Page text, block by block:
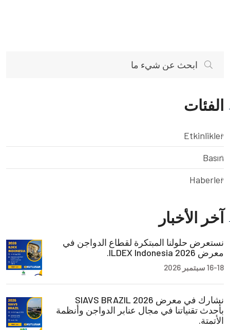
الفئات
Etkinlikler
Basın
Haberler
آخر الأخبار
نستعرض حلولنا المبتكرة لقطاع الدواجن في
معرض ILDEX Indonesia 2026.
16-18 سبتمبر 2026
نشارك في معرض SIAVS BRAZIL 2026
بأحدث تقنياتنا في مجال عنابر الدواجن وأنظمة
الأتمتة.